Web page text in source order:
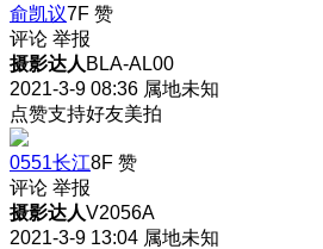
俞凯议7F 赞
评论 举报
摄影达人 BLA-AL00
2021-3-9 08:36 属地未知
点赞支持好友美拍
0551长江8F 赞
评论 举报
摄影达人V2056A
2021-3-9 13:04 属地未知